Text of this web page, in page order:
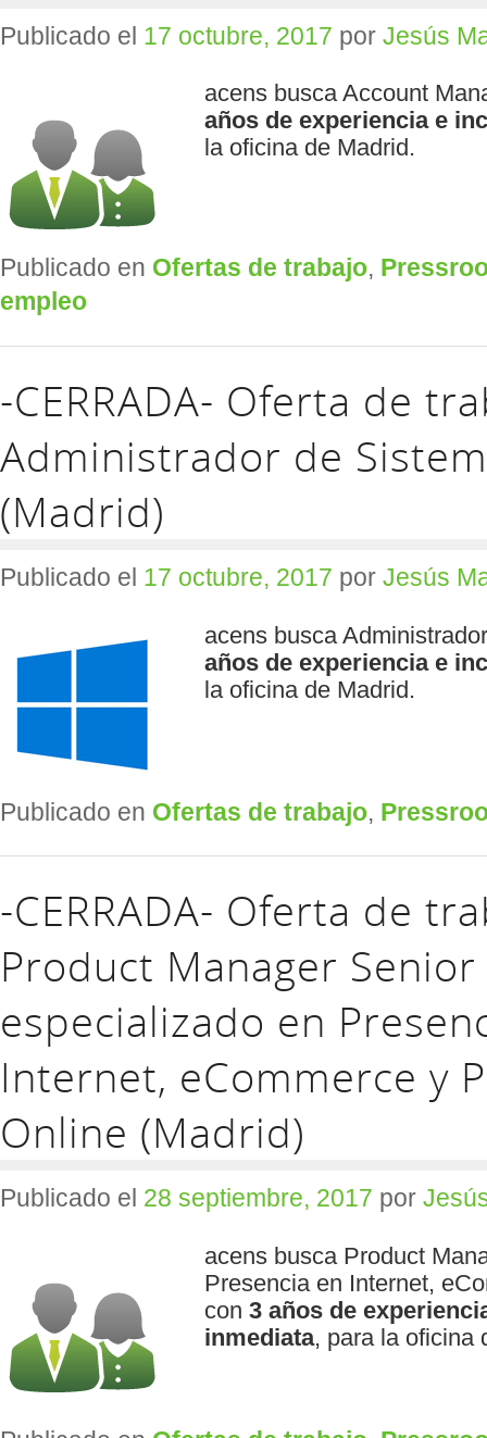
Publicado el 17 octubre, 2017 por Jesús
acens busca Account
años de experiencia e
la oficina de Madrid.
Publicado en Ofertas de trabajo,
empleo
-CERRADA- Oferta de
Administrador de
(Madrid)
Publicado el 17 octubre, 2017 por Jesús
acens busca
años de experiencia e
la oficina de Madrid.
Publicado en Ofertas de trabajo,
-CERRADA- Oferta de
Product Manager Senior
especializado en
Internet, eCommerce y
Online (Madrid)
Publicado el 28 septiembre, 2017 por
acens busca Product
Presencia en Internet,
con 3 años de
inmediata, para la oficina